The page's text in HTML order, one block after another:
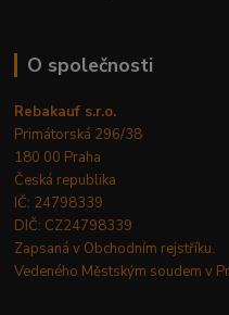
O společnosti
Rebakauf s.r.o.
Primátorská 296/38
180 00 Praha
Česká republika
IČ: 24798339
DIČ: CZ24798339
Zapsaná v Obchodním rejstříku.
Vedeného Městským soudem v